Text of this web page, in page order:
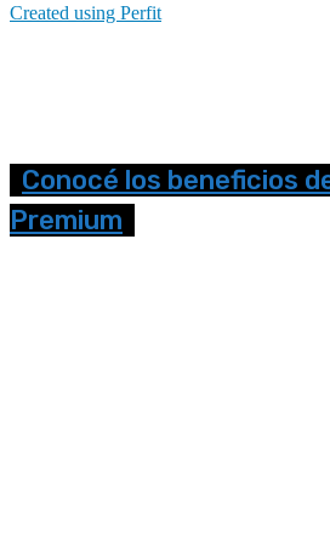
Created using Perfit
Conocé los beneficios
Premium